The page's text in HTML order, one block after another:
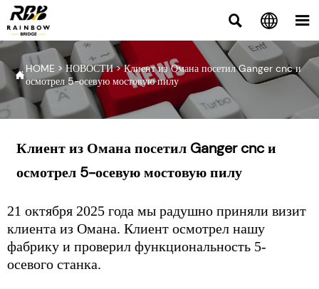
  
HOME >НОВОСТИ>Клиент из Омана посетил Ganger cnc и
осмотрел 5-осевую мостовую пилу
Клиент из Омана посетил Ganger cnc и
осмотрел 5-осевую мостовую пилу
21 октября 2025 года мы радушно приняли визит
клиента из Омана. Клиент осмотрел нашу
фабрику и проверил функциональность 5-
осевого станка.